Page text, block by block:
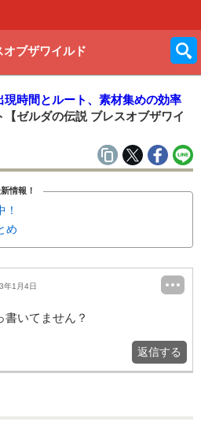
ブザワイルド
現時間とルート、素材集めの効率
【ゼルダの伝説 ブレスオブザワイ
情報！
！
め
年1月4日
いてません？
返信する